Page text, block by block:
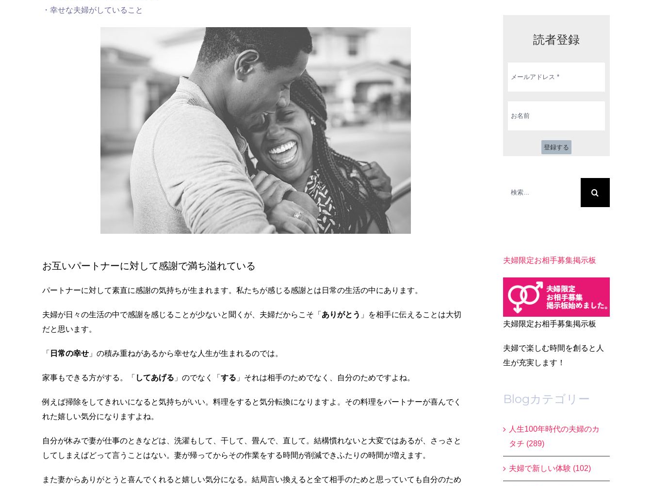
・幸せな夫婦がしていること
お互いパートナーに対して感謝で満ち溢れている
パートナーに対して素直に感謝の気持ちが生まれます。私たちが感じる感謝とは日常の生活の中にあります。
夫婦が日々の生活の中で感謝を感じることが少ないと聞くが、夫婦だからこそ「 ありがとう 」を相手に伝えることは大切
だと思います。
「 日常の幸せ 」の積み重ねがあるから幸せな人生が生まれるのでは。
家事もできる方がする。「 してあげる 」のでなく「 する 」それは相手のためでなく、自分のためですよね。
例えば掃除をしてきれいになると気持ちがいい。料理をすると気分転換になりますよ。その料理をパートナーが喜んでく
れた嬉しい気分になりますよね。
自分が休みで妻が仕事のときなどは、洗濯もして、干して、畳んで、直して。結構慣れないと大変ではあるが、さっさと
してしまえばどって言うことはない。妻が帰ってからその作業をする時間が削減できふたりの時間が増えます。
また妻からありがとうと喜んでくれると嬉しい気分になる。結局言い換えると全て相手のためと思っていても自分のため
読者登録
ー
夫婦限定お相手募集掲示板
夫婦限定お相手募集掲示板
夫婦で楽しむ時間を創ると人
生が充実します！
Blogカテゴリー
人生100年時代の夫婦のカ
タチ (289)
夫婦で新しい体験 (102)